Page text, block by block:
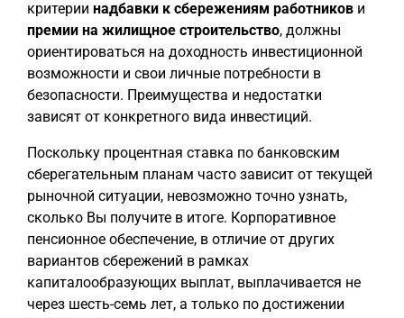
критерии надбавки к сбережениям работников и
премии на жилищное строительство, должны
ориентироваться на доходность инвестиционной
возможности и свои личные потребности в
безопасности. Преимущества и недостатки
зависят от конкретного вида инвестиций.
Поскольку процентная ставка по банковским
сберегательным планам часто зависит от текущей
рыночной ситуации, невозможно точно узнать,
сколько Вы получите в итоге. Корпоративное
пенсионное обеспечение, в отличие от других
вариантов сбережений в рамках
капиталообразующих выплат, выплачивается не
через шесть-семь лет, а только по достижении